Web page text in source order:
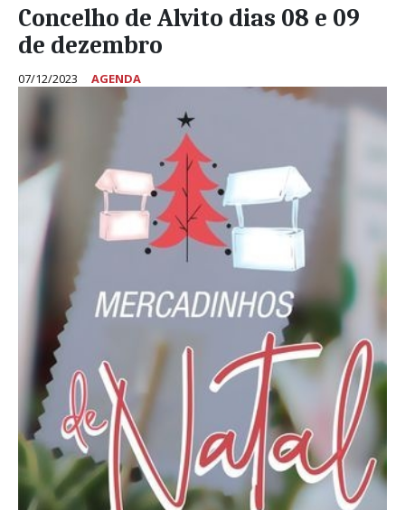
Concelho de Alvito dias 08 e 09
de dezembro
07/12/2023 AGENDA